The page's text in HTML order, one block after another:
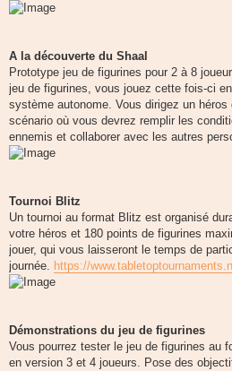
A la découverte du Shaal
Prototype jeu de figurines pour 2 à 8
jeu de figurines, vous jouez cette fois-ci
système autonome. Vous dirigez un
scénario où vous devrez remplir les
ennemis et collaborer avec les autres
Tournoi Blitz
Un tournoi au format Blitz est organisé
votre héros et 180 points de figurines
jouer, qui vous laisseront le temps de
journée. https://
Démonstrations du jeu de figurines
Vous pourrez tester le jeu de figurines au
en version 3 et 4 joueurs. Pose des